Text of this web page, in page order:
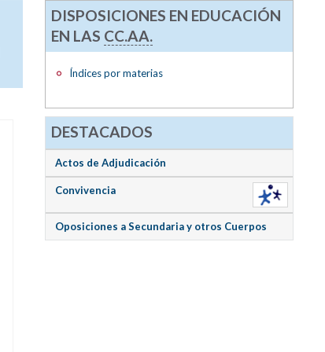
DISPOSICIONES EN EDUCACIÓN
EN LAS CC.AA.
Índices por materias
DESTACADOS
Actos de Adjudicación
Convivencia
Oposiciones a Secundaria y otros Cuerpos